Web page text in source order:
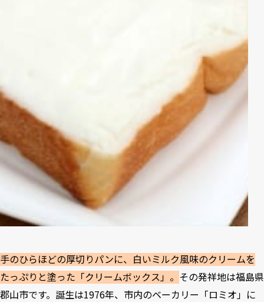
手のひらほどの厚切りパンに、白いミルク風味のクリームを
たっぷりと塗った「クリームボックス」。 その発祥地は福島県
郡山市です。誕生は1976年、市内のベーカリー「ロミオ」に